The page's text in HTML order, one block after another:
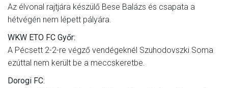
Az élvonal rajtjára készülő Bese Balázs és csapata a
hétvégén nem lépett pályára.
WKW ETO FC Győr:
A Pécsett 2-2-re végző vendégeknél Szuhodovszki Soma
ezúttal nem került be a meccskeretbe.
Dorogi FC: